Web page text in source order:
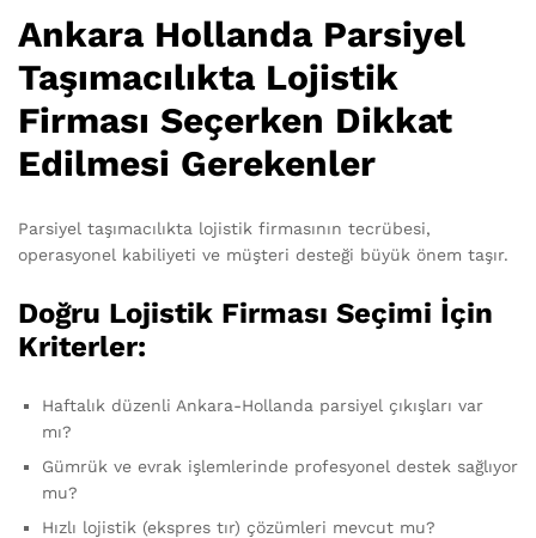
Ankara Hollanda Parsiyel
Taşımacılıkta Lojistik
Firması Seçerken Dikkat
Edilmesi Gerekenler
Parsiyel taşımacılıkta lojistik firmasının tecrübesi,
operasyonel kabiliyeti ve müşteri desteği büyük önem taşır.
Doğru Lojistik Firması Seçimi İçin
Kriterler:
Haftalık düzenli Ankara-Hollanda parsiyel çıkışları var
mı?
Gümrük ve evrak işlemlerinde profesyonel destek sağlıyor
mu?
Hızlı lojistik (ekspres tır) çözümleri mevcut mu?